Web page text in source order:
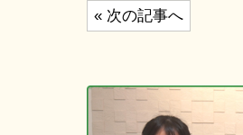
投
稿
« 次の記事へ